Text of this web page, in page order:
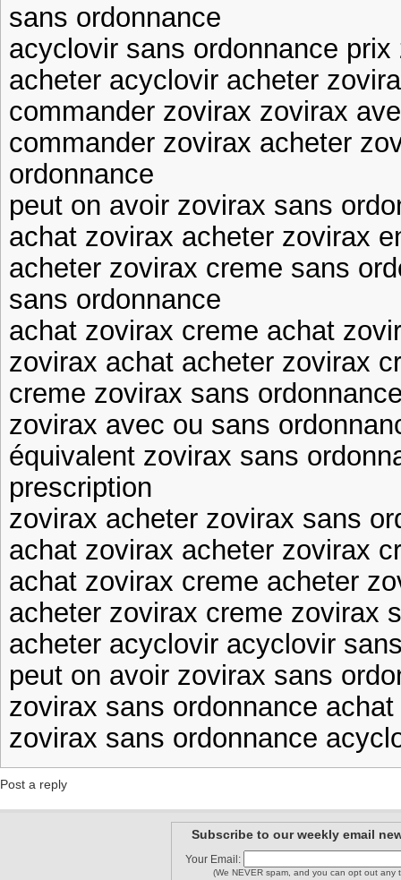
sans ordonnance
acyclovir sans ordonnance
acheter acyclovir acheter
commander zovirax zovirax
commander zovirax acheter
ordonnance
peut on avoir zovirax sans
achat zovirax acheter zovirax
acheter zovirax creme sans
sans ordonnance
achat zovirax creme achat
zovirax achat acheter zovirax
creme zovirax sans
zovirax avec ou sans
équivalent zovirax sans
prescription
zovirax acheter zovirax sans
achat zovirax acheter zovirax
achat zovirax creme acheter
acheter zovirax creme zovirax
acheter acyclovir acyclovir
peut on avoir zovirax sans
zovirax sans ordonnance
zovirax sans ordonnance
Post a reply
Subscribe to our weekly email
Your Email:
(We NEVER spam, and you can opt out any